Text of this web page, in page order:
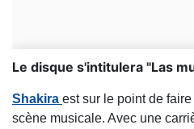
Le disque s'intitulera "Las
Shakira est sur le point de
scène musicale. Avec une